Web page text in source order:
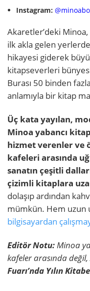
Instagram:
Akaretler’deki
ilk akla gelen
hikayesi giderek
kitapseverleri
Burası 50 binden
anlamıyla bir kitap
Üç kata yayılan,
Minoa yabancı
hizmet verenler ve
kafeleri arasında
sanatın çeşitli
çizimli kitaplara
dolaşıp ardından
mümkün. Hem uzun
bilgisayardan
Editör Notu:Minoa
kafeler arasında değil,
Fuarı’nda Yılın